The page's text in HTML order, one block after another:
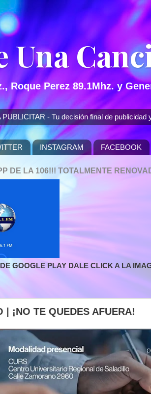
Una
Roque Perez 89.1Mhz. y
- Tu decisión final de publicidad
INSTAGRAM FACEBOOK
DE LA 106!!! TOTALMENTE
GOOGLE PLAY DALE CLICK A LA
| ¡NO TE QUEDES AFUERA!